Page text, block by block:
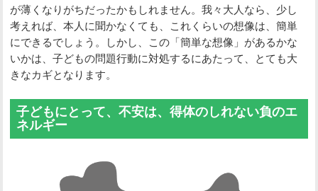
が薄くなりがちだったかもしれません。我々大人なら、少し
考えれば、本人に聞かなくても、これくらいの想像は、簡単
にできるでしょう。しかし、この「簡単な想像」があるかな
いかは、子どもの問題行動に対処するにあたって、とても大
きなカギとなります。
子どもにとって、不安は、得体のしれない負のエ
ネルギー